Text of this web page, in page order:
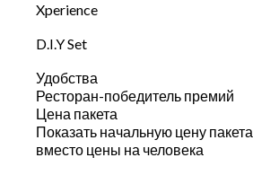
Xperience
D.I.Y Set
Удобства
Ресторан-победитель премий
Цена пакета
Показать начальную цену пакета
вместо цены на человека